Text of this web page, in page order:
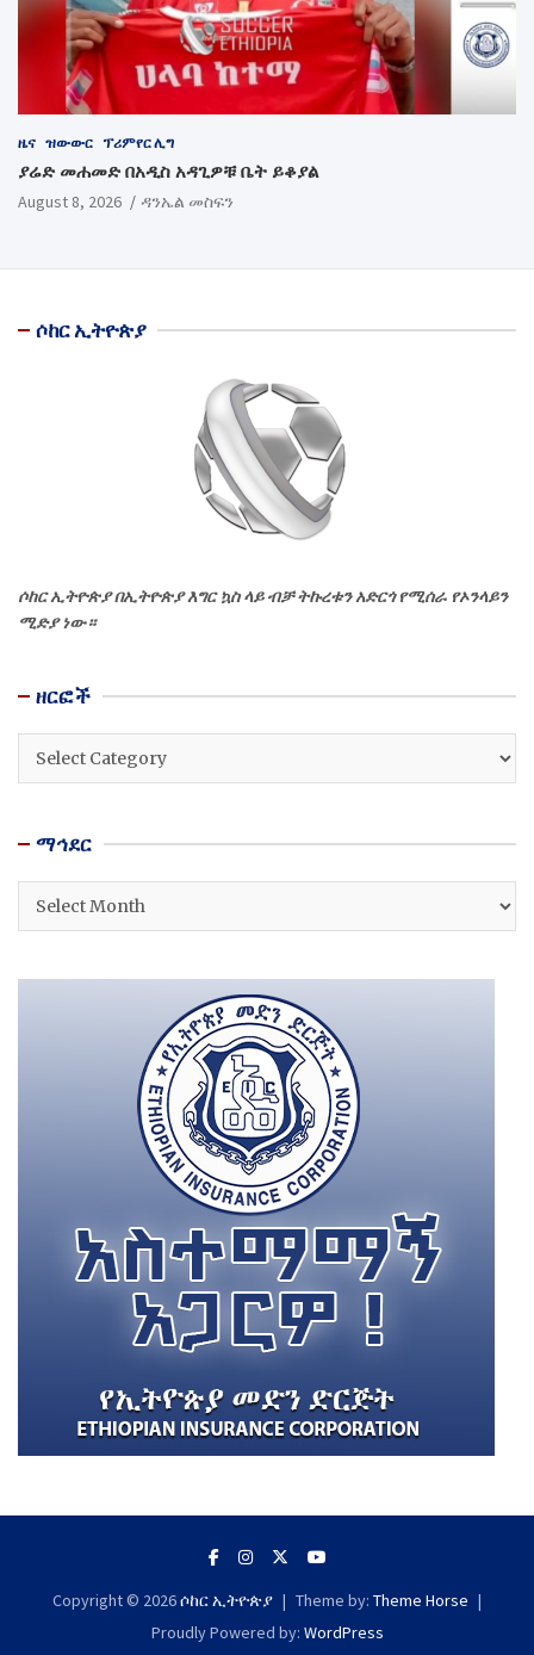
ዜና ዝውውር ፕሪምየር ሊግ
ያሬድ መሐመድ በአዲስ አዳጊዎቹ ቤት ይቆያል
August 8, 2026 ዳንኤል መስፍን
ሶከር ኢትዮጵያ
ሶከር ኢትዮጵያ በኢትዮጵያ እግር ኳስ ላይ ብቻ ትኩረቱን አድርጎ የሚሰራ የኦንላይን
ሚድያ ነው።
ዘርፎች
ዘርፎች
ማኅደር
ማኅደር
Copyright © 2026ሶከር ኢትዮጵያ Theme by: Theme Horse
Proudly Powered by: WordPress